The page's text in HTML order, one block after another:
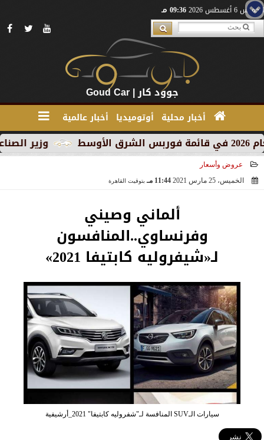
الخميس 6 أغسطس 2026 09:36 مـ
جوود كار | Goud Car
أخبار محلية أوتوميديا أخبار عالمية
وزير الصناعة يبحث
عروض وأسعار
الخميس، 25 مارس 2021
11:44 مـ بتوقيت القاهرة
ألماني وصيني
وفرنساوي..المنافسون
لـ«شيفروليه كابتيفا 2021»
سيارات الـSUV المنافسة لـ"شفروليه كابتيفا" 2021_أرشيفية